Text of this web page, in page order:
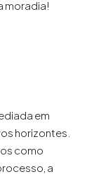
moradia!
em
horizontes.
como
a